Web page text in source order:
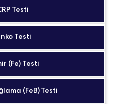
Testi
Testi
(Fe) Testi
(FeB) Testi